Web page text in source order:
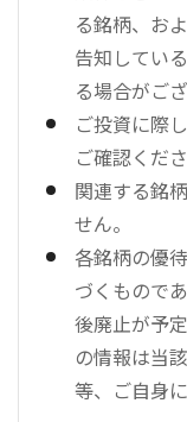
る銘柄、お
告知してい
る場合がご
ご投資に際
ご確認くださ
関連する銘
せん。
各銘柄の優
づくもので
後廃止が予
の情報は当
等、ご自身